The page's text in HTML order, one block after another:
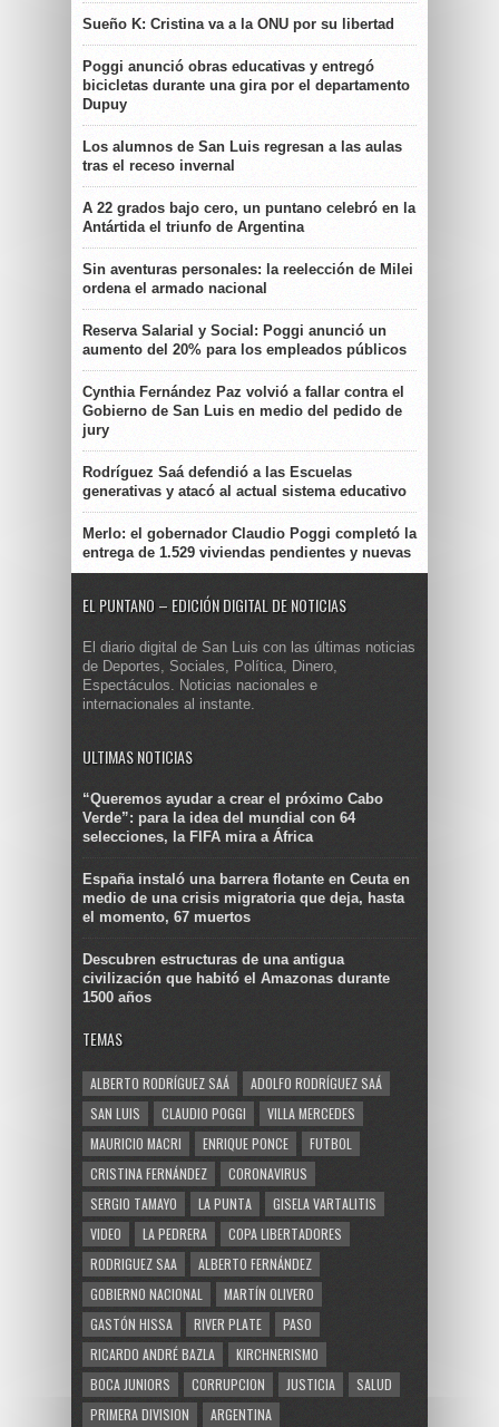
Sueño K: Cristina va a la ONU por su libertad
Poggi anunció obras educativas y entregó
bicicletas durante una gira por el departamento
Dupuy
Los alumnos de San Luis regresan a las aulas
tras el receso invernal
A 22 grados bajo cero, un puntano celebró en la
Antártida el triunfo de Argentina
Sin aventuras personales: la reelección de Milei
ordena el armado nacional
Reserva Salarial y Social: Poggi anunció un
aumento del 20% para los empleados públicos
Cynthia Fernández Paz volvió a fallar contra el
Gobierno de San Luis en medio del pedido de
jury
Rodríguez Saá defendió a las Escuelas
generativas y atacó al actual sistema educativo
Merlo: el gobernador Claudio Poggi completó la
entrega de 1.529 viviendas pendientes y nuevas
EL PUNTANO – EDICIÓN DIGITAL DE NOTICIAS
El diario digital de San Luis con las últimas noticias
de Deportes, Sociales, Política, Dinero,
Espectáculos. Noticias nacionales e
internacionales al instante.
ULTIMAS NOTICIAS
“Queremos ayudar a crear el próximo Cabo
Verde”: para la idea del mundial con 64
selecciones, la FIFA mira a África
España instaló una barrera flotante en Ceuta en
medio de una crisis migratoria que deja, hasta
el momento, 67 muertos
Descubren estructuras de una antigua
civilización que habitó el Amazonas durante
1500 años
TEMAS
ALBERTO RODRÍGUEZ SAÁ
ADOLFO RODRÍGUEZ SAÁ
SAN LUIS
CLAUDIO POGGI
VILLA MERCEDES
MAURICIO MACRI
ENRIQUE PONCE
FUTBOL
CRISTINA FERNÁNDEZ
CORONAVIRUS
SERGIO TAMAYO
LA PUNTA
GISELA VARTALITIS
VIDEO
LA PEDRERA
COPA LIBERTADORES
RODRIGUEZ SAA
ALBERTO FERNÁNDEZ
GOBIERNO NACIONAL
MARTÍN OLIVERO
GASTÓN HISSA
RIVER PLATE
PASO
RICARDO ANDRÉ BAZLA
KIRCHNERISMO
BOCA JUNIORS
CORRUPCION JUSTICIA
SALUD
PRIMERA DIVISION
ARGENTINA